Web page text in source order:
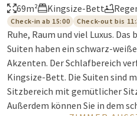
69m²
Kingsize-Bett
Check-in ab 15:00 Check-out bis
Ruhe, Raum und viel Luxus.
Suiten haben ein schwarz-
Akzenten. Der Schlafbereich
Kingsize-Bett. Die Suiten sind
Sitzbereich mit gemütlicher
Außerdem können Sie in dem